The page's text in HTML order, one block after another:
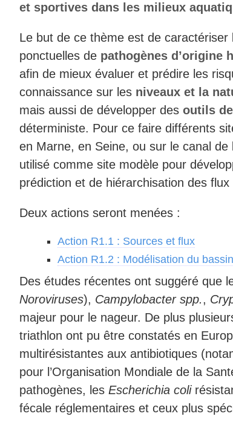
et sportives dans les milieux
Le but de ce thème est de
ponctuelles de pathogènes d’origine
afin de mieux évaluer et prédire les
connaissance sur les niveaux et la
mais aussi de développer des outils
déterministe. Pour ce faire différents
en Marne, en Seine, ou sur le canal
utilisé comme site modèle pour
prédiction et de hiérarchisation des
Deux actions seront menées :
Action R1.1 : Sources et flux
Action R1.2 : Modélisation du
Des études récentes ont suggéré que
Noroviruses), Campylobacter spp.,
majeur pour le nageur. De plus
triathlon ont pu être constatés en
multirésistantes aux antibiotiques
pour l’Organisation Mondiale de la
pathogènes, les Escherichia coli
fécale réglementaires et ceux plus